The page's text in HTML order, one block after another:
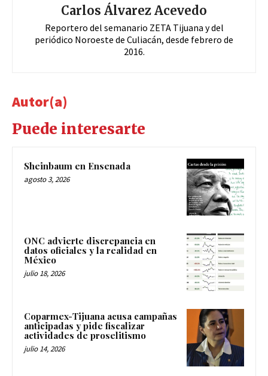
Carlos Álvarez Acevedo
Reportero del semanario ZETA Tijuana y del
periódico Noroeste de Culiacán, desde febrero de
2016.
Autor(a)
Puede interesarte
Sheinbaum en Ensenada
agosto 3, 2026
ONC advierte discrepancia en
datos oficiales y la realidad en
México
julio 18, 2026
Coparmex-Tijuana acusa campañas
anticipadas y pide fiscalizar
actividades de proselitismo
julio 14, 2026